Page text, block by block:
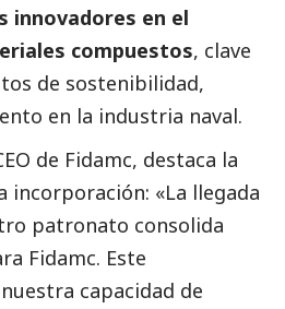
innovadores en el
compuestos, clave
de sostenibilidad,
en la industria naval.
de Fidamc, destaca la
incorporación: «La llegada
patronato consolida
Fidamc. Este
capacidad de